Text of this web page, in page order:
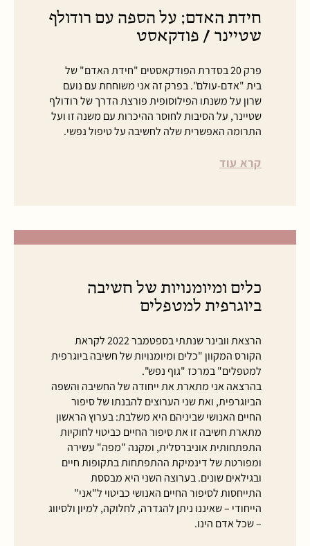
חידת האדם; על הספה עם רודולף
שטיינר / פודקאסט
פרק 20 בסדרת הפודקאסטים "חידת האדם" של
בית "אדם-עולם". בפרק זה אני משוחחת עם נועם
שרון על משנתו הפילוסופית פורצת הדרך של רודולף
שטיינר, על הסיבות לחוסר ההיכרות עם משנה זו ועל
התרומה האפשרית שלה לחשיבה על טיפול נפשי.
קרא עוד
כלים ומיומנויות של חשיבה
ביוגרפית למטפלים
הרצאת וובינר שנתתי בספטמבר 2022 לקראת
הקורס המקוון "כלים ומיומנויות של חשיבה ביוגרפית
למטפלים" במרכז "גוף נפש".
בהרצאה אני מתארת את ייחודה של החשיבה והשפה
הביוגרפית, ואת שני הערוצים להבנתו של סיפור
החיים האנושי שביניהם היא משלבת: בערוץ הראשון
מתארת חשיבה זו את סיפור החיים כביטוי לחוקיות
התפתחותית אוניברסלית, ומקנה "מפה" עשירה
ומפורטת של דינמיקת ההתפתחות בתקופות חיים
ובגילאים שונים. בערוצה השני היא מבססת
התייחסות לסיפור החיים האנושי כביטוי ל"אני"
הייחודי – שאיננו ניתן להגדרה, לחלוקה, למיון ולסיווג
– שכל אדם הינו.